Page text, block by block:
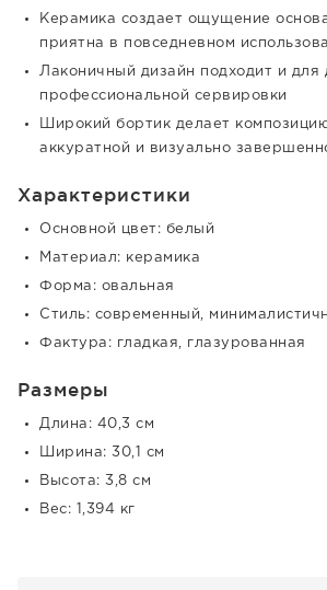
Керамика создает ощущение
приятна в повседневном
Лаконичный дизайн подходит и для
профессиональной сервировки
Широкий бортик делает
аккуратной и визуально
Характеристики
Основной цвет: белый
Материал: керамика
Форма: овальная
Стиль: современный,
Фактура: гладкая, глазурованная
Размеры
Длина: 40,3 см
Ширина: 30,1 см
Высота: 3,8 см
Вес: 1,394 кг